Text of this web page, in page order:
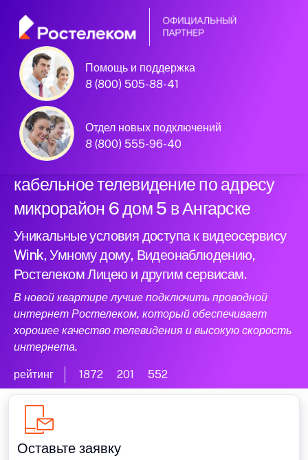
Помощь и поддержка
8 (800) 505-88-41
Отдел новых подключений
8 (800) 555-96-40
Официальный
партнер Ростелеком
Подключили новый интернет и
кабельное телевидение по адресу
микрорайон 6 дом 5 в Ангарске
Уникальные условия доступа к видеосервису
Wink, Умному дому, Видеонаблюдению,
Ростелеком Лицею и другим сервисам.
В новой квартире лучше подключить проводной
интернет Ростелеком, который обеспечивает
хорошее качество телевидения и высокую скорость
интернета.
рейтинг 1872 201 552
Оставьте заявку